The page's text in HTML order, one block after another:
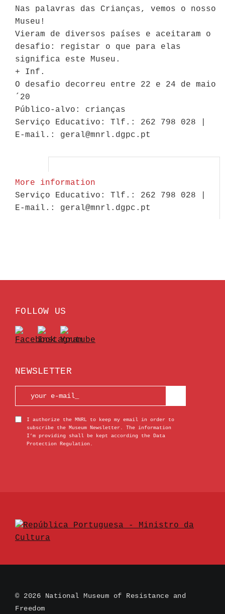
Nas palavras das Crianças, vemos o nosso
Museu!
Vieram de diversos países e aceitaram o
desafio: registar o que para elas
significa este Museu.
+ Inf.
O desafio decorreu entre 22 e 24 de maio
´20
Público-alvo: crianças
Serviço Educativo: Tlf.: 262 798 028 |
E-mail.: geral@mnrl.dgpc.pt
More information
Serviço Educativo: Tlf.: 262 798 028 |
E-mail.: geral@mnrl.dgpc.pt
FOLLOW US
NEWSLETTER
I authorize the MNRL to keep my email in order to
subscribe the Museum Newsletter. The information
I’m providing shall be kept according the Data
Protection Regulation.
© 2026 National Museum of Resistance and
Freedom